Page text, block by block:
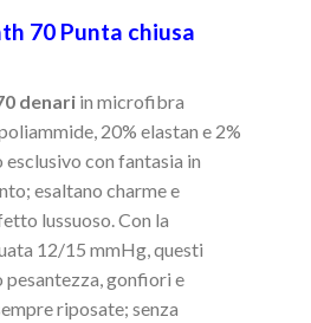
70 Punta chiusa
denari in microfibra
20% elastan e 2%
con fantasia in
esaltano charme e
lussuoso. Con la
12/15 mmHg, questi
gonfiori e
riposate; senza